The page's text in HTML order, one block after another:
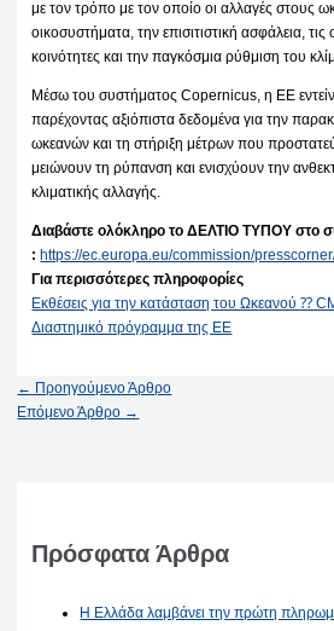
με τον τρόπο με τον οποίο οι αλλαγές στους
οικοσυστήματα, την επισιτιστική ασφάλεια, τις
κοινότητες και την παγκόσμια ρύθμιση του
Μέσω του συστήματος Copernicus, η ΕΕ
παρέχοντας αξιόπιστα δεδομένα για την
ωκεανών και τη στήριξη μέτρων που
μειώνουν τη ρύπανση και ενισχύουν την
κλιματικής αλλαγής.
Διαβάστε ολόκληρο το ΔΕΛΤΙΟ ΤΥΠΟΥ στο
: https://ec.europa.eu/commission/
Για περισσότερες πληροφορίες
Εκθέσεις για την κατάσταση του Ωκεανού ⁇
Διαστημικό πρόγραμμα της ΕΕ
← Προηγούμενο Άρθρο
Επόμενο Άρθρο →
Πρόσφατα Άρθρα
Η Ελλάδα λαμβάνει την πρώτη